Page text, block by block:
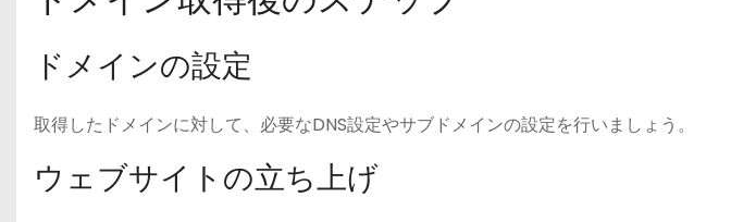
ドメインの設定
取得したドメインに対して、必要なDNS設定やサブドメインの設定を行いましょう。
ウェブサイトの立ち上げ